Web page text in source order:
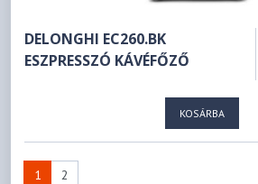
DELONGHI EC260.BK
ESZPRESSZÓ KÁVÉFŐZŐ
KOSÁRBA
1 2